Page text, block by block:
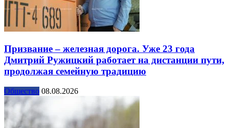
Призвание – железная дорога. Уже 23 года
Дмитрий Ружицкий работает на дистанции пути,
продолжая семейную традицию
Общество 08.08.2026